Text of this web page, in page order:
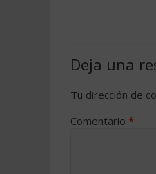
Deja una
Tu dirección de
Comentario *